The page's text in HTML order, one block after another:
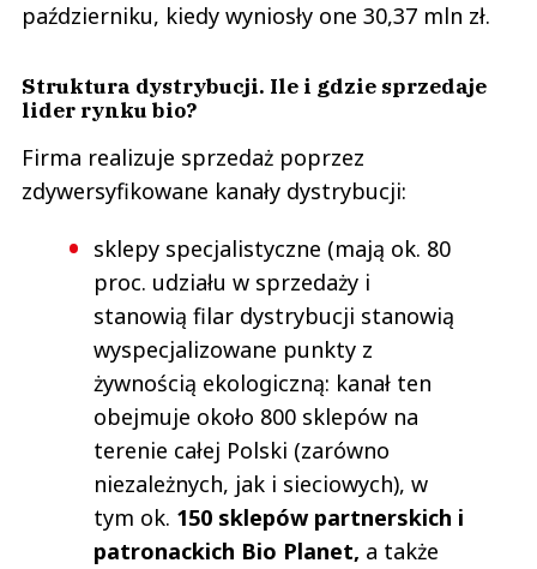
październiku, kiedy wyniosły one 30,37 mln zł.
Struktura dystrybucji. Ile i gdzie sprzedaje
lider rynku bio?
Firma realizuje sprzedaż poprzez
zdywersyfikowane kanały dystrybucji:
sklepy specjalistyczne (mają ok. 80
proc. udziału w sprzedaży i
stanowią filar dystrybucji stanowią
wyspecjalizowane punkty z
żywnością ekologiczną: kanał ten
obejmuje około 800 sklepów na
terenie całej Polski (zarówno
niezależnych, jak i sieciowych), w
tym ok. 150 sklepów partnerskich i
patronackich Bio Planet, a także